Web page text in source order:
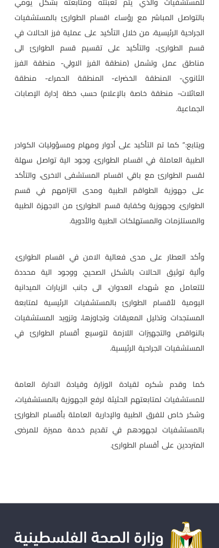
بالتواصل المباشر مع رؤساء اقسام الطوارئ بالمستشفيات
الجراحية الرئيسية، من خلال التأكيد على عملية فرز الحالات في
قسم الطوارئ.، والتأكيد على تقسيم قسم الطوارئ الى
مناطق عمل وتشمل (منطقة الفرز الاولي- منطقة الفرز
الثانوي- المنطقة الخضراء- المنطقة الحمراء- منطقة
العائلات- منطقة خاصة بالإعلام) حسب خطة إدارة الإصابات
الجماعية.
ويتابع:” كما تم التأكيد على أدوار ومهام ومسؤوليات الكوادر
الطبية العاملة في اقسام الطوارئ، وجود الية تواصل سهلة
لقسم الطوارئ مع باقي اقسام المستشفى الاخرى، والتأكد
على جهوزية الطواقم الطبية ومدى التزامهم في قسم
الطوارئ، وجهوزية وكفاية قسم الطوارئ من الاجهزة الطبية
والمستلزمات والمستهلكات الطبية والأدوية.
وأكد العطار على مدى فعالية الامن في اقسام الطوارئ،
وألية توثيق الحالات بالشكل الصحيح، ووجود الية محددة
للتعامل مع شهداء العدوان، الى جانب الزيارات الميدانية
اليومية لأقسام الطوارئ بالمستشفيات الرئيسية لمتابعة
المستجدات وتذليل المعيقات وتجاوزها، وتزويد المستشفيات
بالنواقص والتجهيزات اللازمة لتوسيع أقسام الطوارئ في
المستشفيات الجراحية الرئيسية.
كما وقدم شكره لقيادة الوزارة وقيادة الادارة العامة
للمستشفيات لمتابعتهم الحثيثة لرفع الجهوزية بالمستشفيات،
وشكر خاص للفرق الطبية والإدارية العاملة بأقسام الطوارئ
بالمستشفيات لجهودهم في تقديم خدمة مميزة للمرضى
المترددين على أقسام الطوارئ.